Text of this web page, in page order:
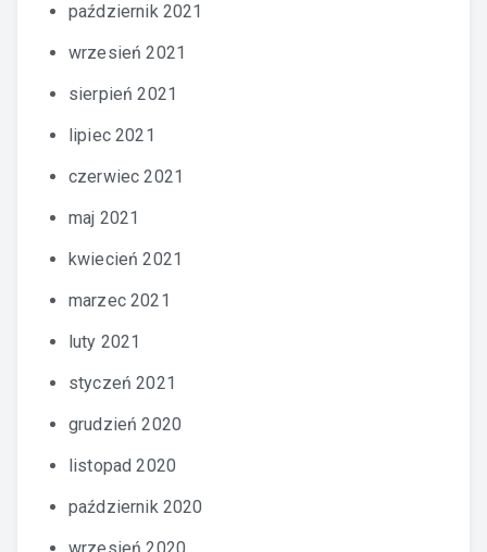
październik 2021
wrzesień 2021
sierpień 2021
lipiec 2021
czerwiec 2021
maj 2021
kwiecień 2021
marzec 2021
luty 2021
styczeń 2021
grudzień 2020
listopad 2020
październik 2020